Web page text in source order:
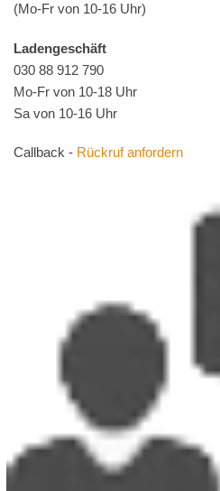
(Mo-Fr von 10-16 Uhr)
Ladengeschäft
030 88 912 790
Mo-Fr von 10-18 Uhr
Sa von 10-16 Uhr
Callback - Rückruf anfordern